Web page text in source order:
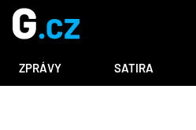
ZPRÁVY SATIRA